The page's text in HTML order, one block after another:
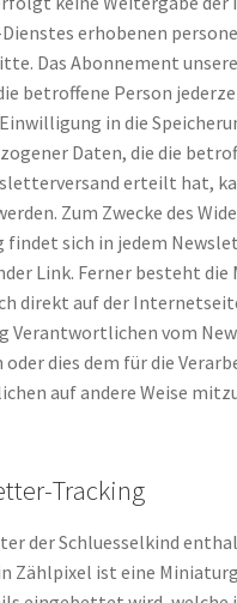
erhobenen
Das Abonnement
betroffene Person
in die
Daten, die die
erteilt hat,
Zum Zwecke des
findet sich in jedem
Link. Ferner besteht die
direkt auf der
Verantwortlichen vom
dies dem für die
auf andere Weise
Tracking
der Schluesselkind
Zählpixel ist eine